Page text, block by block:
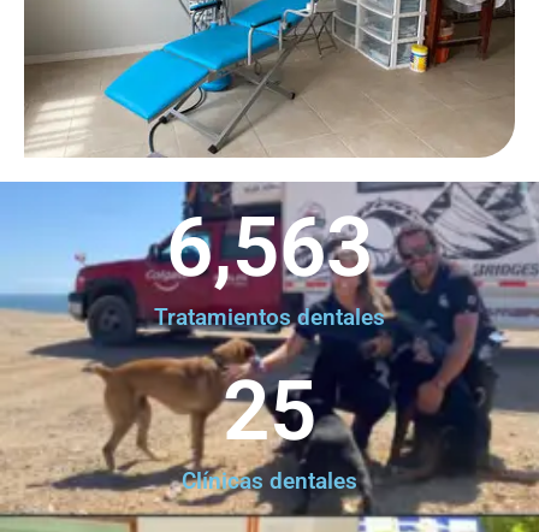
Tratamientos dentales
6,563
Clínicas dentales
25